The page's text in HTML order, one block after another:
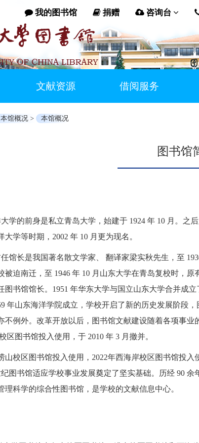
我的图书馆 捐赠 咨询台
文献资源 借阅服务
本馆概况 > 本馆概况
图书馆
的前身是私立青岛大学，始建于 1924 年 10 月。之
大学等时期，2002 年 10 月更为现名。
长是我国著名散文学家、 翻译家梁实秋先生，至
被迫南迁，至 1946 年 10 月山东大学在青岛复校时，
图书馆馆长。1951 年华东大学与国立山东大学合并成
年山东海洋学院成立，学校开启了新的历史发展阶段
不例外。改革开放以后，图书馆文献建设随着各项事业
区图书馆投入使用，于 2010 年 3 月撤并。
校区图书馆投入使用，2022年西海岸校区图书馆投入
图书馆适应学校事业发展奠定了坚实基础。历经 90
理科学的综合性图书馆，是学校的文献信息中心。